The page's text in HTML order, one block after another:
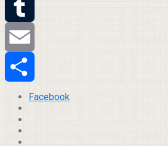
Twitter
Tumblr
Email
Compartilhar
Facebook